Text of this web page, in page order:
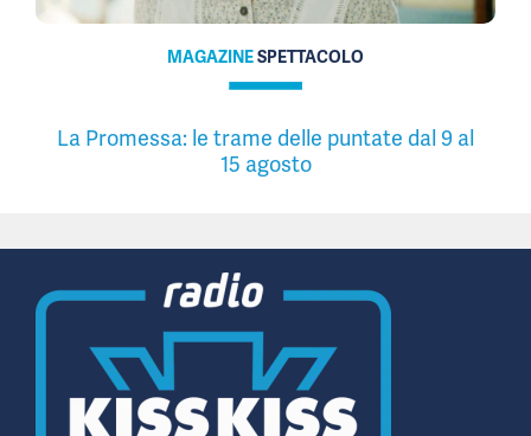
MAGAZINESPETTACOLO
La Promessa: le trame delle puntate dal 9 al
15 agosto